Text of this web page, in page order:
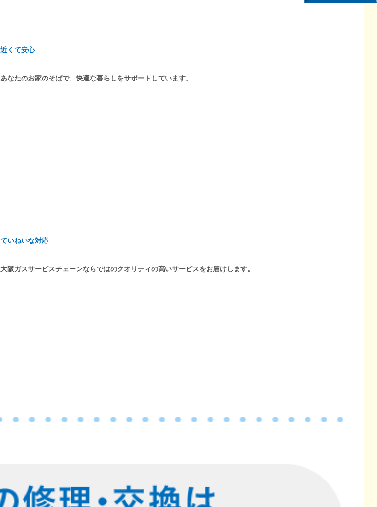
近くて安心
あなたのお家のそばで、快適な暮らしをサポートしています。
ていねいな対応
大阪ガスサービスチェーンならではのクオリティの高いサービスをお届けします。